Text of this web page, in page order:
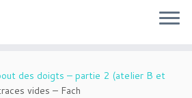
des doigts – partie 2 (atelier B et
vides – Fach